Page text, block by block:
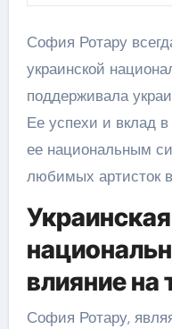
София Ротару
украинской
поддерживала
Ее успехи и вклад
ее национальным
любимых артисток
Украинская
влияние на
София Ротару,